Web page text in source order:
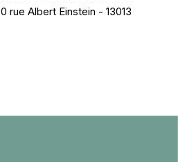
rue Albert Einstein - 13013